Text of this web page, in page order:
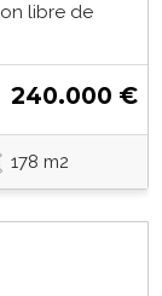
libre de
240.000 €
178 m2